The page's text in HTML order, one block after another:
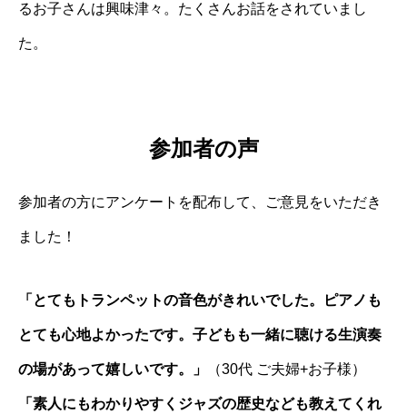
るお子さんは興味津々。たくさんお話をされていまし
た。
参加者の声
参加者の方にアンケートを配布して、ご意見をいただき
ました！
「とてもトランペットの音色がきれいでした。ピアノも
とても心地よかったです。子どもも一緒に聴ける生演奏
の場があって嬉しいです。」 （30代 ご夫婦+お子様）
「素人にもわかりやすくジャズの歴史なども教えてくれ